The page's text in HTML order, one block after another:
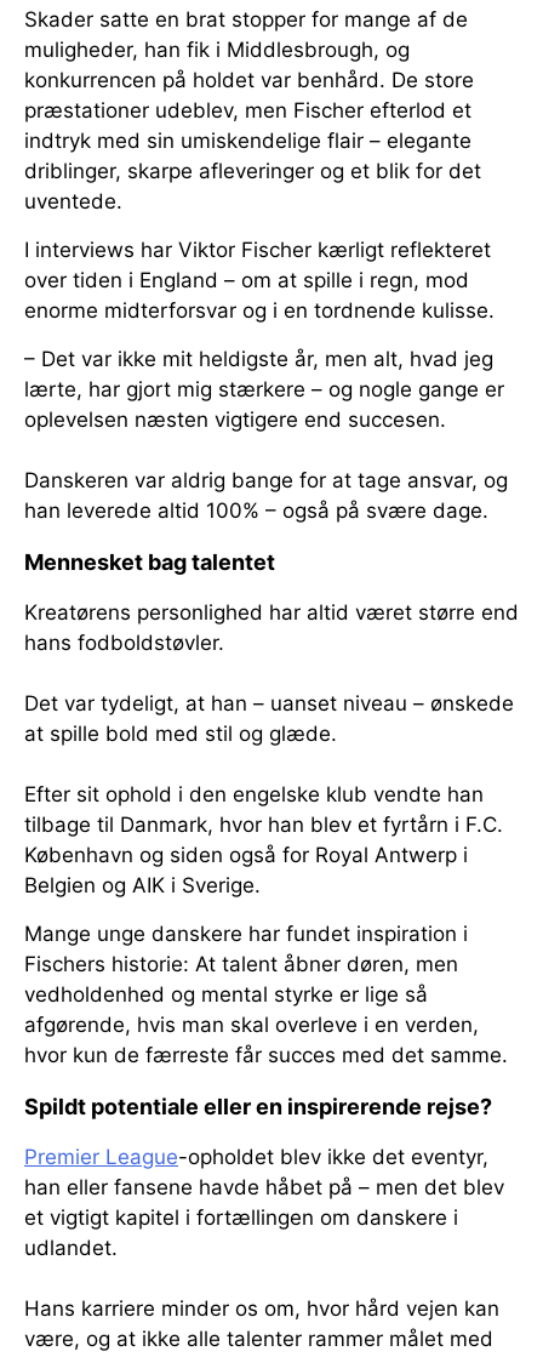
Skader satte en brat stopper for mange af de
muligheder, han fik i Middlesbrough, og
konkurrencen på holdet var benhård. De store
præstationer udeblev, men Fischer efterlod et
indtryk med sin umiskendelige flair – elegante
driblinger, skarpe afleveringer og et blik for det
uventede.
I interviews har Viktor Fischer kærligt reflekteret
over tiden i England – om at spille i regn, mod
enorme midterforsvar og i en tordnende kulisse.
– Det var ikke mit heldigste år, men alt, hvad jeg
lærte, har gjort mig stærkere – og nogle gange er
oplevelsen næsten vigtigere end succesen.
Danskeren var aldrig bange for at tage ansvar, og
han leverede altid 100% – også på svære dage.
Mennesket bag talentet
Kreatørens personlighed har altid været større end
hans fodboldstøvler.
Det var tydeligt, at han – uanset niveau – ønskede
at spille bold med stil og glæde.
Efter sit ophold i den engelske klub vendte han
tilbage til Danmark, hvor han blev et fyrtårn i F.C.
København og siden også for Royal Antwerp i
Belgien og AIK i Sverige.
Mange unge danskere har fundet inspiration i
Fischers historie: At talent åbner døren, men
vedholdenhed og mental styrke er lige så
afgørende, hvis man skal overleve i en verden,
hvor kun de færreste får succes med det samme.
Spildt potentiale eller en inspirerende rejse?
Premier League-opholdet blev ikke det eventyr,
han eller fansene havde håbet på – men det blev
et vigtigt kapitel i fortællingen om danskere i
udlandet.
Hans karriere minder os om, hvor hård vejen kan
være, og at ikke alle talenter rammer målet med